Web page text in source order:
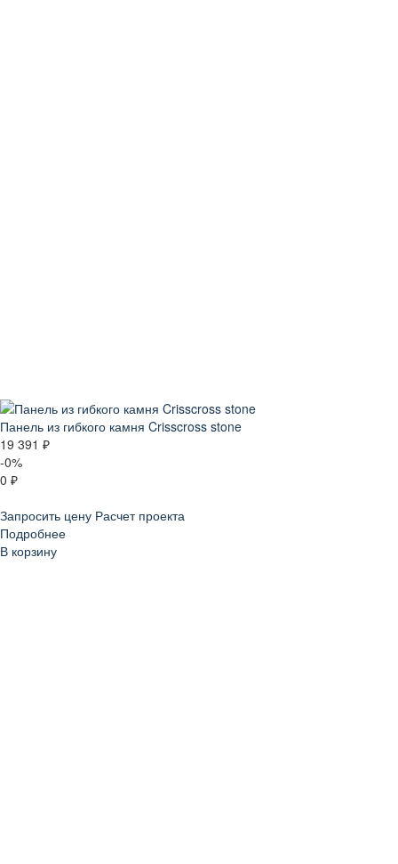
Панель из гибкого камня Crisscross stone
19 391 ₽
-0%
0 ₽
Запросить цену Расчет проекта
Подробнее
В корзину